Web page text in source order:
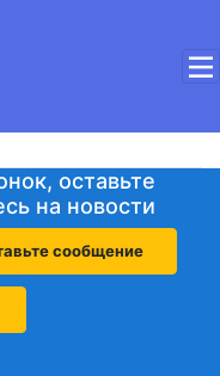
оставьте
на новости
сообщение